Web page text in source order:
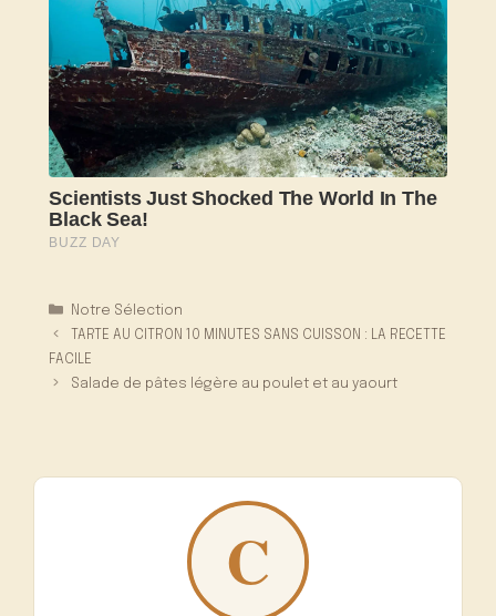
Catégories
Notre Sélection
TARTE AU CITRON 10 MINUTES SANS CUISSON : LA RECETTE
FACILE
Salade de pâtes légère au poulet et au yaourt